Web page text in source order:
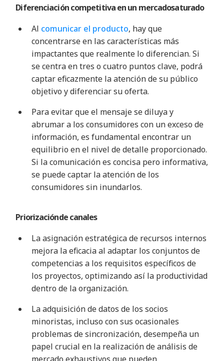
Diferenciación competitiva en un mercadosaturado
Al comunicar el producto, hay que
concentrarse en las características más
impactantes que realmente lo diferencian. Si
se centra en tres o cuatro puntos clave, podrá
captar eficazmente la atención de su público
objetivo y diferenciar su oferta.
Para evitar que el mensaje se diluya y
abrumar a los consumidores con un exceso de
información, es fundamental encontrar un
equilibrio en el nivel de detalle proporcionado.
Si la comunicación es concisa pero informativa,
se puede captar la atención de los
consumidores sin inundarlos.
Priorizaciónde canales
La asignación estratégica de recursos internos
mejora la eficacia al adaptar los conjuntos de
competencias a los requisitos específicos de
los proyectos, optimizando así la productividad
dentro de la organización.
La adquisición de datos de los socios
minoristas, incluso con sus ocasionales
problemas de sincronización, desempeña un
papel crucial en la realización de análisis de